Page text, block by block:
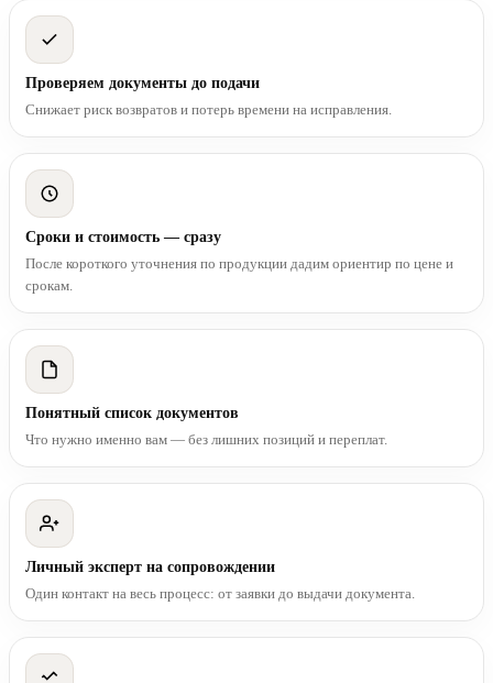
Проверяем документы до подачи
Снижает риск возвратов и потерь времени на исправления.
Сроки и стоимость — сразу
После короткого уточнения по продукции дадим ориентир по цене и
срокам.
Понятный список документов
Что нужно именно вам — без лишних позиций и переплат.
Личный эксперт на сопровождении
Один контакт на весь процесс: от заявки до выдачи документа.